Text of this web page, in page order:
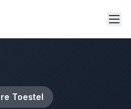
Toestel